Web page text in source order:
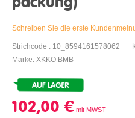
Schreiben Sie die erste
Strichcode : 10_8594161578062
Marke: XKKO BMB
102,00 €